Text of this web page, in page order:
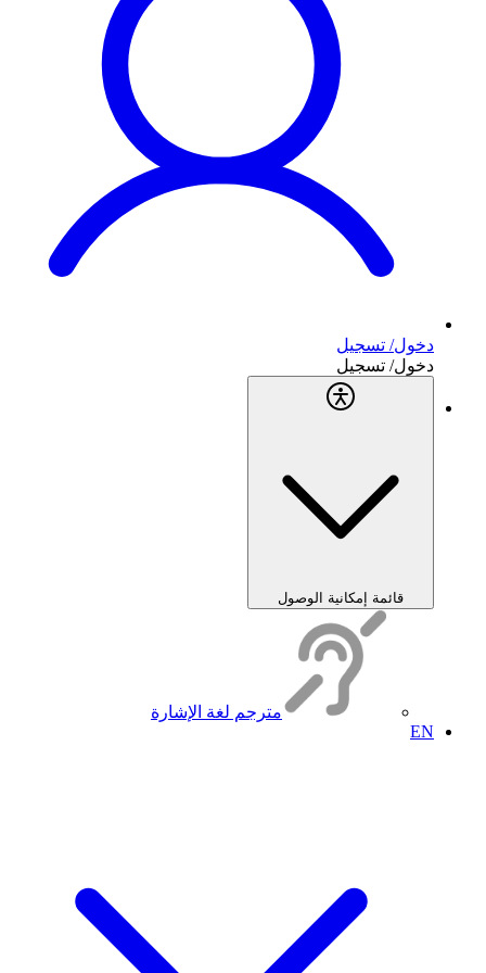
دخول/ تسجيل
دخول/ تسجيل
قائمة إمكانية الوصول
مترجم لغة الإشارة
EN